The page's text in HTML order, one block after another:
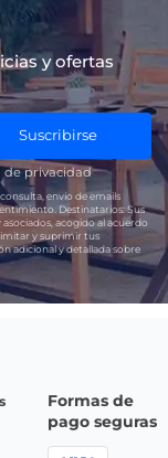
y ofertas
Suscribirse
de privacidad
envío de emails
Destinatarios:Sus
asociados, acogido al acuerdo
y suprimir tus
adicional y detallada sobre
Formas de
pago seguras